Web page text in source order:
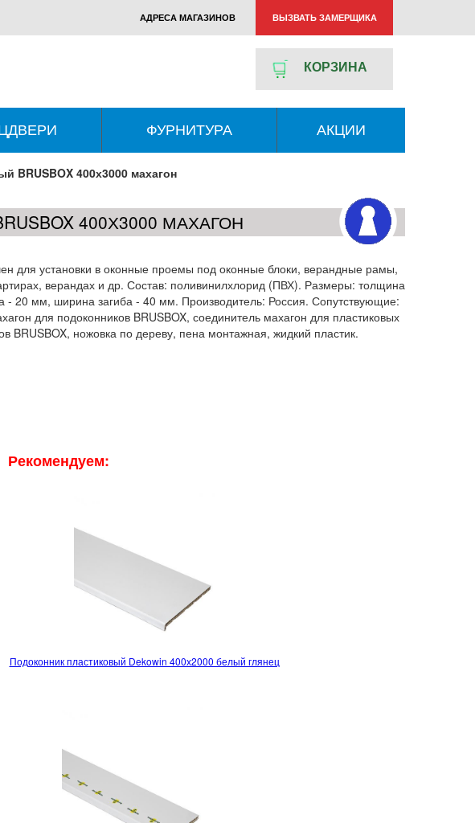
АДРЕСА МАГАЗИНОВ ВЫЗВАТЬ ЗАМЕРЩИКА
КОРЗИНА
ФУРНИТУРА АКЦИИ
BRUSBOX 400х3000 махагон
400Х3000 МАХАГОН
для установки в оконные проемы под оконные блоки, верандные рамы,
верандах и др. Состав: поливинилхлорид (ПВХ). Размеры: толщина
- 20 мм, ширина загиба - 40 мм. Производитель: Россия. Сопутствующие:
для подоконников BRUSBOX, соединитель махагон для пластиковых
BRUSBOX, ножовка по дереву, пена монтажная, жидкий пластик.
Рекомендуем:
Подоконник пластиковый Dekowin 400х2000 белый глянец